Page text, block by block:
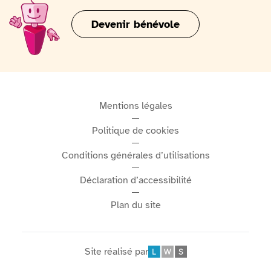
divertissante, idéale pour les familles, les touristes et
tous les amoureux du patrimoine culinaire belge.
Devenir bénévole
Mentions légales
Politique de cookies
Conditions générales d’utilisations
Déclaration d’accessibilité
Plan du site
Site réalisé par
Léonard Web Solutions